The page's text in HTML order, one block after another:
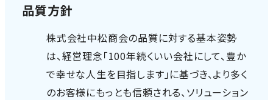
品質方針
株式会社中松商会の品質に対する基本姿勢
は、経営理念「100年続くいい会社にして、豊か
で幸せな人生を目指します」に基づき、より多く
のお客様にもっとも信頼される、ソリューション